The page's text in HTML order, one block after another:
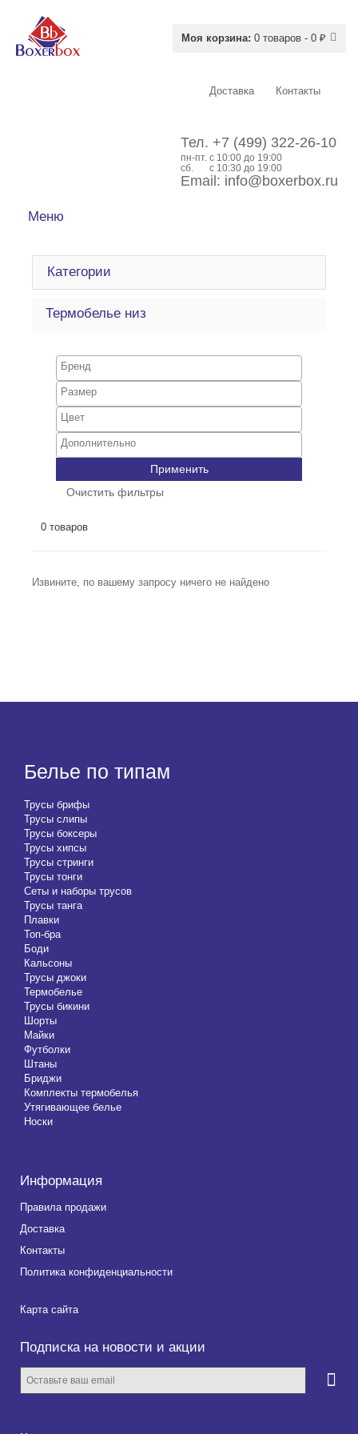
Моя корзина: 0 товаров - 0 ₽
Доставка Контакты
Тел. +7 (499) 322-26-10
пн-пт. c 10:00 до 19:00
сб.
с 10:30 до 19:00
Email: info@boxerbox.ru
Меню
Категории
Термобелье низ
Применить
Очистить фильтры
0 товаров
Извините, по вашему запросу ничего не найдено
Белье по типам
Трусы брифы
Трусы слипы
Трусы боксеры
Трусы хипсы
Трусы стринги
Трусы тонги
Сеты и наборы трусов
Трусы танга
Плавки
Топ-бра
Боди
Кальсоны
Трусы джоки
Термобелье
Трусы бикини
Шорты
Майки
Футболки
Штаны
Бриджи
Комплекты термобелья
Утягивающее белье
Носки
Информация
Правила продажи
Доставка
Контакты
Политика конфиденциальности
Карта сайта
Подписка на новости и акции